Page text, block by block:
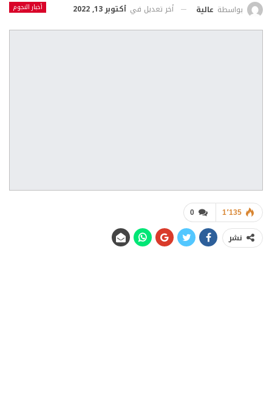
أخبار النجوم بواسطة عالية أخر تعديل في أكتوبر 13, 2022
0 1٬135
نشر